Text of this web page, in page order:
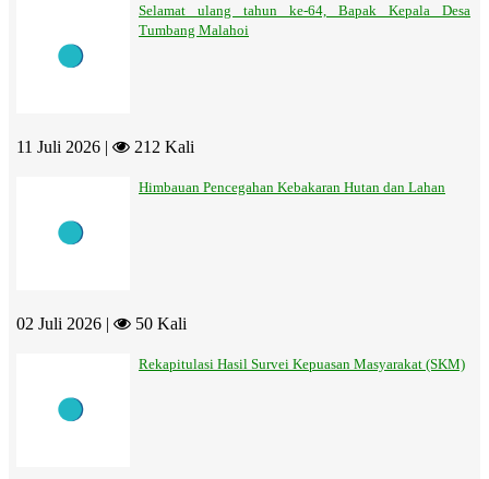
Selamat ulang tahun ke-64, Bapak Kepala Desa
Tumbang Malahoi
11 Juli 2026 | 212 Kali
Himbauan Pencegahan Kebakaran Hutan dan Lahan
02 Juli 2026 | 50 Kali
Rekapitulasi Hasil Survei Kepuasan Masyarakat (SKM)